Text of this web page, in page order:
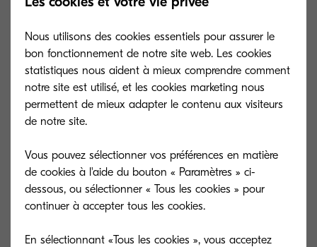
Type général
Guide d'alimentation papier
Capacité (feuilles)
10 feuilles
Dimensions (L x P
x H)
250 x 374 x 152 mm
Format de papier 320 x 1,220 mm
BF-9100
Type général
Unité de livrets et de pliage
pour DF-7130/DF-7150
Nous utilisons des cookies essentiels pour assurer le
bon fonctionnement de notre site web. Les cookies
statistiques nous aident à mieux comprendre comment
notre site est utilisé, et les cookies marketing nous
permettent de mieux adapter le contenu aux visiteurs
de notre site.
Vous pouvez sélectionner vos préférences en matière
de cookies à l'aide du bouton « Paramètres » ci-
dessous, ou sélectionner « Tous les cookies » pour
continuer à accepter tous les cookies.
En sélectionnant «Tous les cookies », vous acceptez